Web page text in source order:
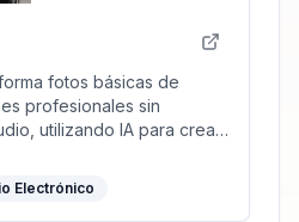
fotos básicas de
profesionales sin
utilizando IA para crear
Electrónico